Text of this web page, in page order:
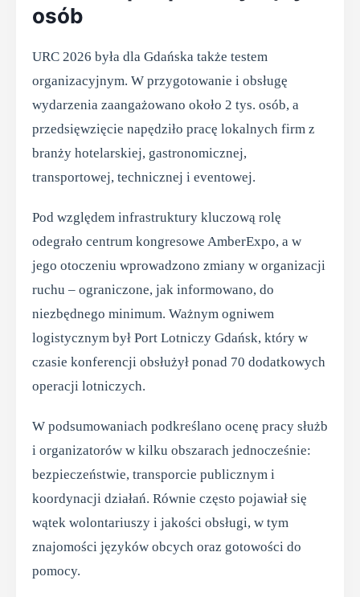
osób
URC 2026 była dla Gdańska także testem
organizacyjnym. W przygotowanie i obsługę
wydarzenia zaangażowano około 2 tys. osób, a
przedsięwzięcie napędziło pracę lokalnych firm z
branży hotelarskiej, gastronomicznej,
transportowej, technicznej i eventowej.
Pod względem infrastruktury kluczową rolę
odegrało centrum kongresowe AmberExpo, a w
jego otoczeniu wprowadzono zmiany w organizacji
ruchu – ograniczone, jak informowano, do
niezbędnego minimum. Ważnym ogniwem
logistycznym był Port Lotniczy Gdańsk, który w
czasie konferencji obsłużył ponad 70 dodatkowych
operacji lotniczych.
W podsumowaniach podkreślano ocenę pracy służb
i organizatorów w kilku obszarach jednocześnie:
bezpieczeństwie, transporcie publicznym i
koordynacji działań. Równie często pojawiał się
wątek wolontariuszy i jakości obsługi, w tym
znajomości języków obcych oraz gotowości do
pomocy.